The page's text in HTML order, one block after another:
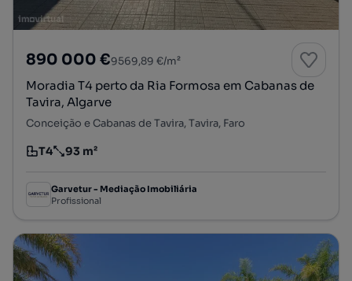
890 000 €9569,89 €/m²
Moradia T4 perto da Ria Formosa em Cabanas de
Tavira, Algarve
Conceição e Cabanas de Tavira, Tavira, Faro
Tipologia
T4
Preço por metro quadrado
93 m²
Garvetur - Mediação Imobiliária
Profissional